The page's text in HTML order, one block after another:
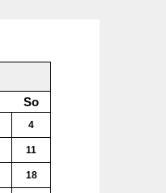
So
4
11
18